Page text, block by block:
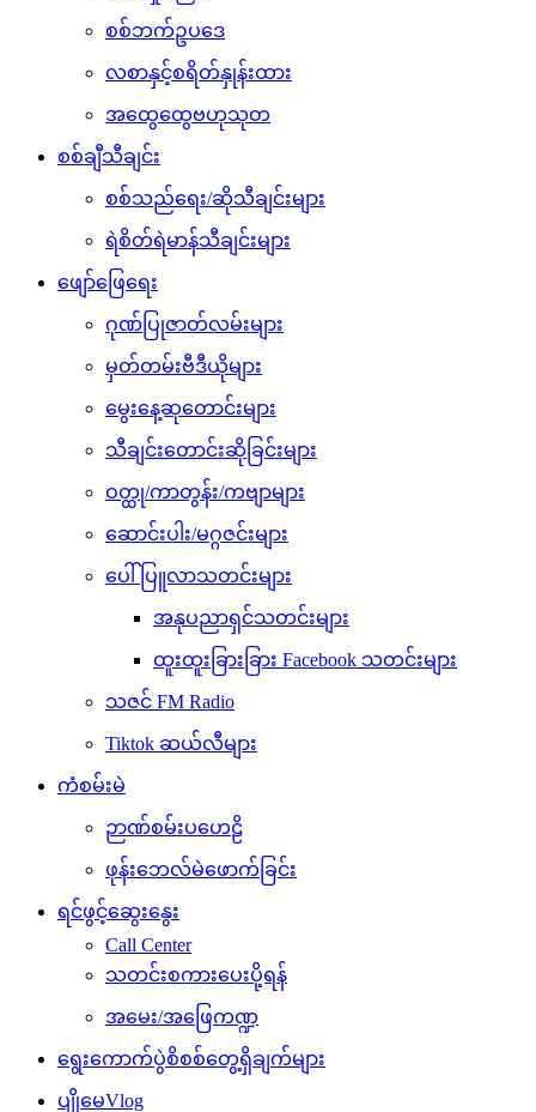
စစ်ဘက်ဥပဒေ
လစာနှင့်စရိတ်နှုန်းထား
အထွေထွေဗဟုသုတ
စစ်ချီသီချင်း
စစ်သည်ရေး/ဆိုသီချင်းများ
ရဲစိတ်ရဲမာန်သီချင်းများ
ဖျော်ဖြေရေး
ဂုဏ်ပြုဇာတ်လမ်းများ
မှတ်တမ်းဗီဒီယိုများ
မွေးနေ့ဆုတောင်းများ
သီချင်းတောင်းဆိုခြင်းများ
ဝတ္ထု/ကာတွန်း/ကဗျာများ
ဆောင်းပါး/မဂ္ဂဇင်းများ
ပေါ်ပြူလာသတင်းများ
အနုပညာရှင်သတင်းများ
ထူးထူးခြားခြား Facebook သတင်းများ
သဇင် FM Radio
Tiktok ဆယ်လီများ
ကံစမ်းမဲ
ဉာဏ်စမ်းပဟေဠိ
ဖုန်းဘေလ်မဲဖောက်ခြင်း
ရင်ဖွင့်ဆွေးနွေး
Call Center
သတင်းစကားပေးပို့ရန်
အမေး/အဖြေကဏ္ဍ
ရွေးကောက်ပွဲစိစစ်တွေ့ရှိချက်များ
ပျိုမေVlog